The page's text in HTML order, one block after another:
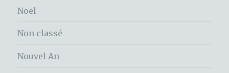
Noel
Non classé
Nouvel An